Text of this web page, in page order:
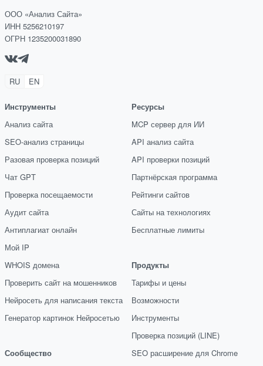
ООО «Анализ Сайта»
ИНН 5256210197
ОГРН 1235200031890
RU EN
Инструменты
Анализ сайта
SEO-анализ страницы
Разовая проверка позиций
Чат GPT
Проверка посещаемости
Аудит сайта
Антиплагиат онлайн
Мой IP
WHOIS домена
Проверить сайт на мошенников
Нейросеть для написания текста
Генератор картинок Нейросетью
Сообщество
Ресурсы
MCP сервер для ИИ
API анализ сайта
API проверки позиций
Партнёрская программа
Рейтинги сайтов
Сайты на технологиях
Бесплатные лимиты
Продукты
Тарифы и цены
Возможности
Инструменты
Проверка позиций (LINE)
SEO расширение для Chrome